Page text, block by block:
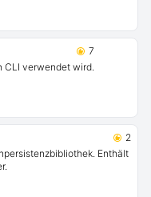
7
CLI verwendet wird.
2
Enthält